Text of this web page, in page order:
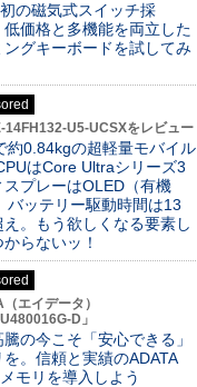
の磁気式スイッチ採
価格と多機能を両立した
ングキーボードを試してみ
14FH132-U5-UCSXをレビュー
約0.84kgの超軽量モバイル
はCore Ultraシリーズ3
スプレーはOLED（有機
バッテリー駆動時間は13
え。もう欲しくなる要素し
らないッ！
エイデータ）
D」
の今こそ「安心できる」
を。信頼と実績のADATA
モリを導入しよう